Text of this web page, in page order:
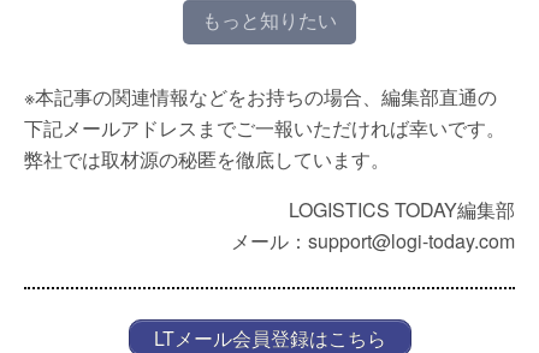
もっと知りたい
※本記事の関連情報などをお持ちの場合、編集部直通の
下記メールアドレスまでご一報いただければ幸いです。
弊社では取材源の秘匿を徹底しています。
LOGISTICS TODAY編集部
メール：support@logi-today.com
LTメール会員登録はこちら